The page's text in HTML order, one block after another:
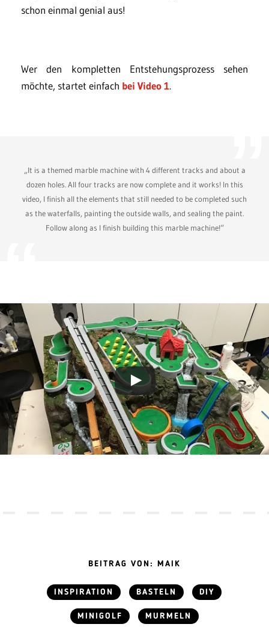
schon einmal genial aus!
Wer den kompletten Entstehungsprozess sehen
möchte, startet einfach bei Video 1.
„It is a themed marble machine with 4 different tracks and about a
dozen holes. All four tracks are now complete and it works! In this
video, I finish all the elements that still needed to be completed such
as the waterfalls, painting the outside walls, and sealing the paint.
Follow along as I finish building this marble machine!“
BEITRAG VON: MAIK
INSPIRATION BASTELN DIY
MINIGOLF MURMELN